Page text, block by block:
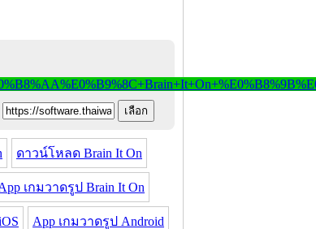
ดาวน์โหลด Brain It On
เกมวาดรูป Brain It On
App เกมวาดรูป Android